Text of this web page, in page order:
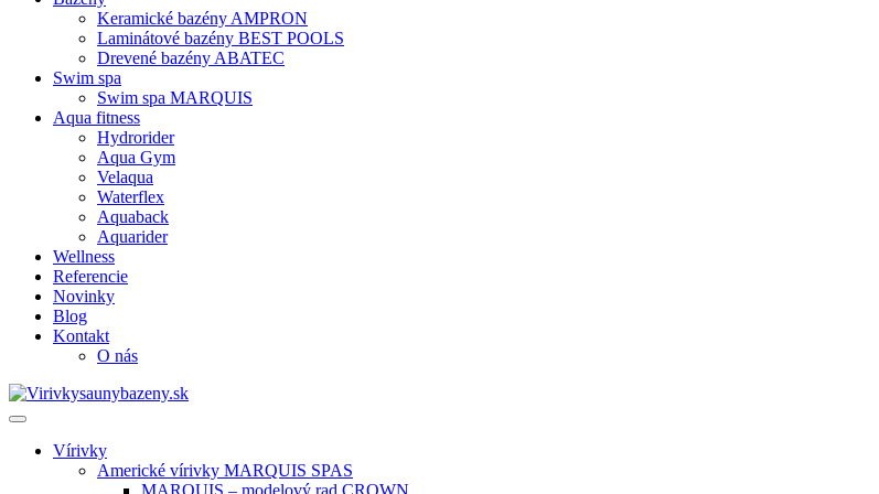
Keramické bazény AMPRON
Laminátové bazény BEST POOLS
Drevené bazény ABATEC
Swim spa
Swim spa MARQUIS
Aqua fitness
Hydrorider
Aqua Gym
Velaqua
Waterflex
Aquaback
Aquarider
Wellness
Referencie
Novinky
Blog
Kontakt
O nás
Vírivky
Americké vírivky MARQUIS SPAS
MARQUIS – modelový rad CROWN